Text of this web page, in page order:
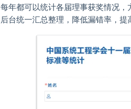
每年都可以统计各届理事获奖情况
后台统一汇总整理，降低漏错率，提